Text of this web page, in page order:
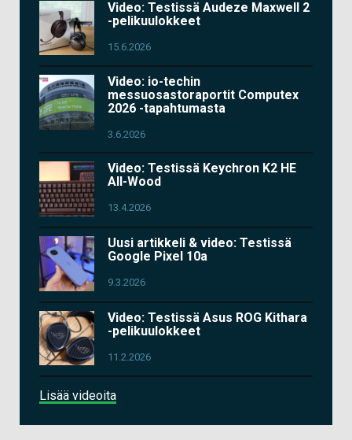
Video: Testissä Audeze Maxwell 2
-pelikuulokkeet
15.6.2026
Video: io-techin
messuosastoraportit Computex
2026 -tapahtumasta
3.6.2026
Video: Testissä Keychron K2 HE
All-Wood
13.4.2026
Uusi artikkeli & video: Testissä
Google Pixel 10a
9.3.2026
Video: Testissä Asus ROG Kithara
-pelikuulokkeet
11.2.2026
Lisää videoita